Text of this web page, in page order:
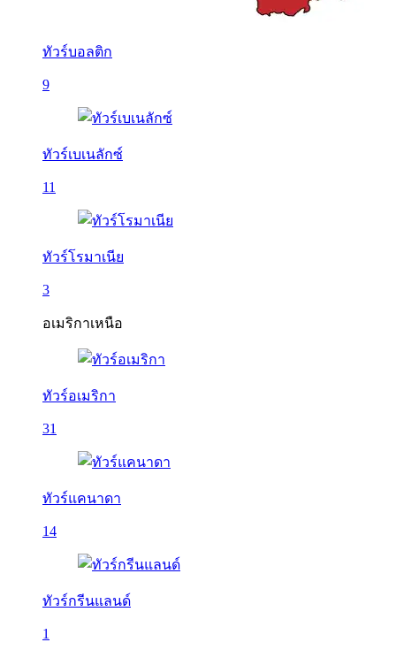
ทัวร์บอลติก
9
ทัวร์เบเนลักซ์
11
ทัวร์โรมาเนีย
3
อเมริกาเหนือ
ทัวร์อเมริกา
31
ทัวร์แคนาดา
14
ทัวร์กรีนแลนด์
1